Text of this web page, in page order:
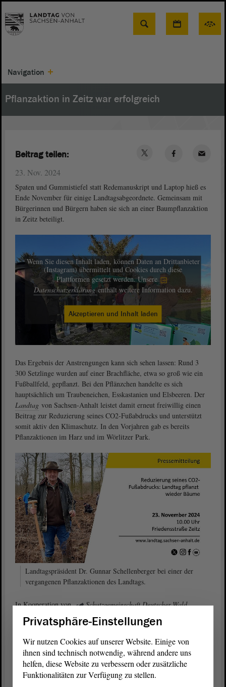
Suche
Navigation
Pflanzaktion in Zeitz war erfolgreich
23. Nov. 2024
Spaten und Gummistiefel statt Redemanuskript und Laptop hieß es
Ende November für einige Landtagsabgeordnete. Gemeinsam mit
Bürgerinnen und Bürgern haben sie sich an einer Baumpflanzaktion
in Zeitz beteiligt.
Wenn Sie diesen Inhalt laden, können Daten an Drittanbieter
(Instagram) übermittelt und Cookies durch diese
Plattformen gesetzt werden. Unsere
Datenschutzerklärungenthält weitere Information dazu.
Akzeptieren und Inhalt laden
Das Ergebnis der Anstrengungen kann sich sehen lassen: Rund 3
300 Setzlinge wurden auf einer Brachfläche, etwa so groß wie ein
Fußballfeld, gepflanzt. Bei den Pflänzchen handelte es sich
hauptsächlich um Traubeneichen, Esskastanien und Elsbeeren. Der
Landtag von Sachsen-Anhalt leistet damit erneut freiwillig einen
Beitrag zur Reduzierung seines CO2-Fußabdrucks und unterstützt
somit aktiv den Klimaschutz. In den Vorjahren gab es bereits
Pflanzaktionen im Harz und im Wörlitzer Park.
Landtagspräsident Dr. Gunnar Schellenberger bei einer der
vergangenen Pflanzaktionen des Landtags.
In Kooperation von
Schutzgemeinschaft Deutscher Wald
Sachsen-Anhalt
und Stadt Zeitz hatte der Präsident des Landtages
von Sachsen-Anhalt, Dr. Gunnar Schellenberger, die Mitglieder des
Landtages und alle interessierten Bürgerinnen und Bürger zu dieser
öffentlichen Bürgerpflanzung eingeladen. Nach geleisteter Arbeit
wartete auf die freiwilligen Helferinnen und Helfer auch eine kleine
Stärkung.
Beitrag teilen:
Privatsphäre-Einstellungen
Wir nutzen Cookies auf unserer Website. Einige von
ihnen sind technisch notwendig, während andere uns
helfen, diese Website zu verbessern oder zusätzliche
Funktionalitäten zur Verfügung zu stellen.